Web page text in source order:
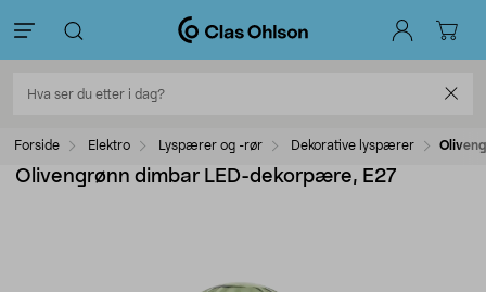
Forside Elektro Lyspærer og -rør Dekorative lyspærer
Olivengrønn dimbar LED-dekorpære, E27